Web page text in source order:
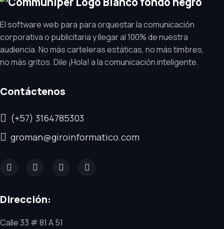
El software web para para orquestar la comunicación
corporativa o publicitaria y llegar al 100% de nuestra
audiencia. No más carteleras estáticas, no más timbres,
no más gritos. Dile ¡Hola! a la comunicación inteligente.
Contáctenos
(+57) 3164785303
groman@giroinformatico.com
Dirección:
Calle 33 # 81 A 51